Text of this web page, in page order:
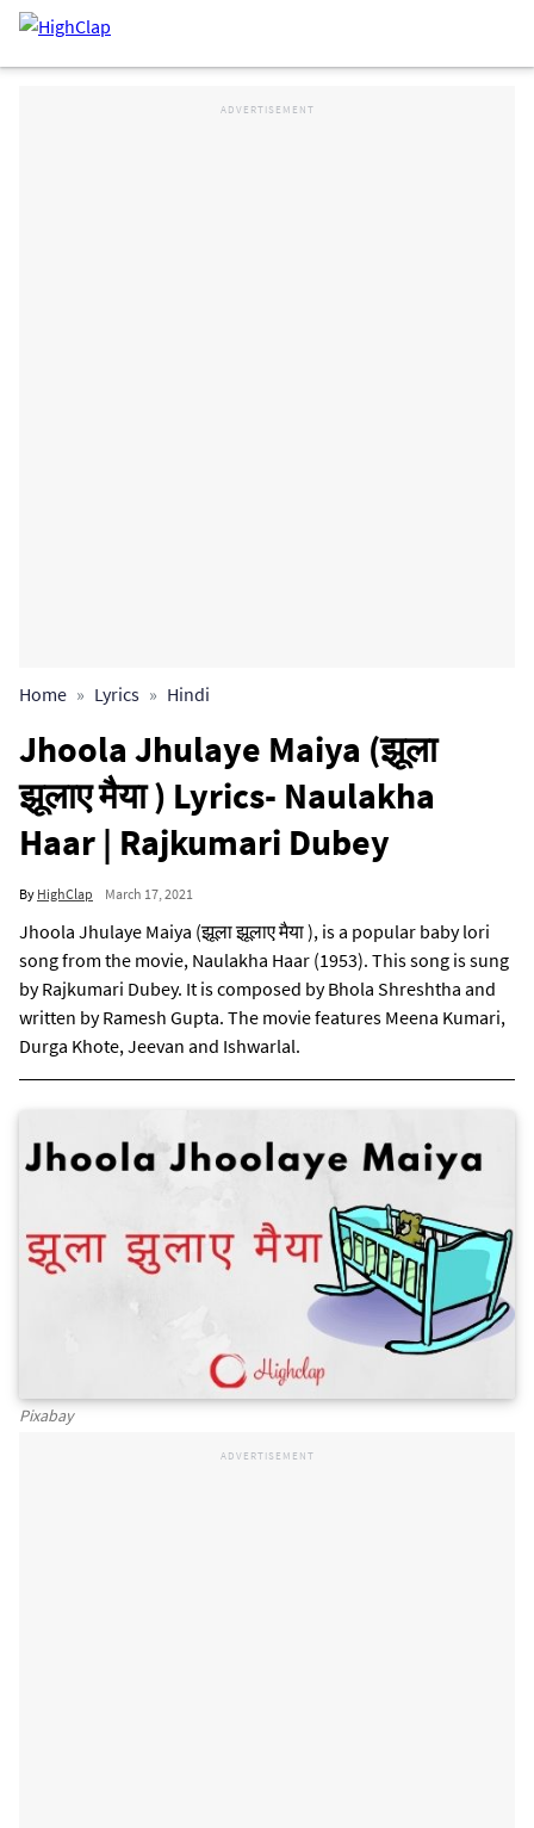
Home Lyrics Hindi
Jhoola Jhulaye Maiya (झूला
झूलाए मैया ) Lyrics- Naulakha
Haar | Rajkumari Dubey
By HighClap March 17, 2021
Jhoola Jhulaye Maiya (झूला झूलाए मैया ), is a popular baby lori
song from the movie, Naulakha Haar (1953). This song is sung
by Rajkumari Dubey. It is composed by Bhola Shreshtha and
written by Ramesh Gupta. The movie features Meena Kumari,
Durga Khote, Jeevan and Ishwarlal.
Pixabay